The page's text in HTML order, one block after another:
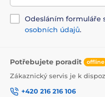
Odesláním formuláře
osobních údajů.
Potřebujete poradit offline
Zákaznický servis je k
+420 216 216 106